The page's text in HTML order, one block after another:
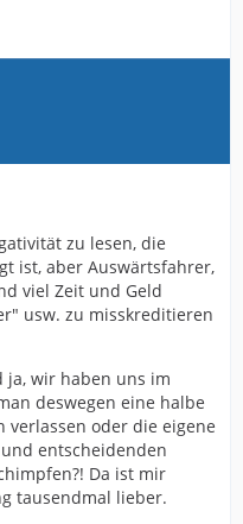
zu lesen, die
ist, aber Auswärtsfahrer,
viel Zeit und Geld
usw. zu misskreditieren
ja, wir haben uns im
deswegen eine halbe
verlassen oder die eigene
entscheidenden
Da ist mir
tausendmal lieber.